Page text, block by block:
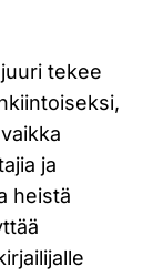
tekee
ja
heistä